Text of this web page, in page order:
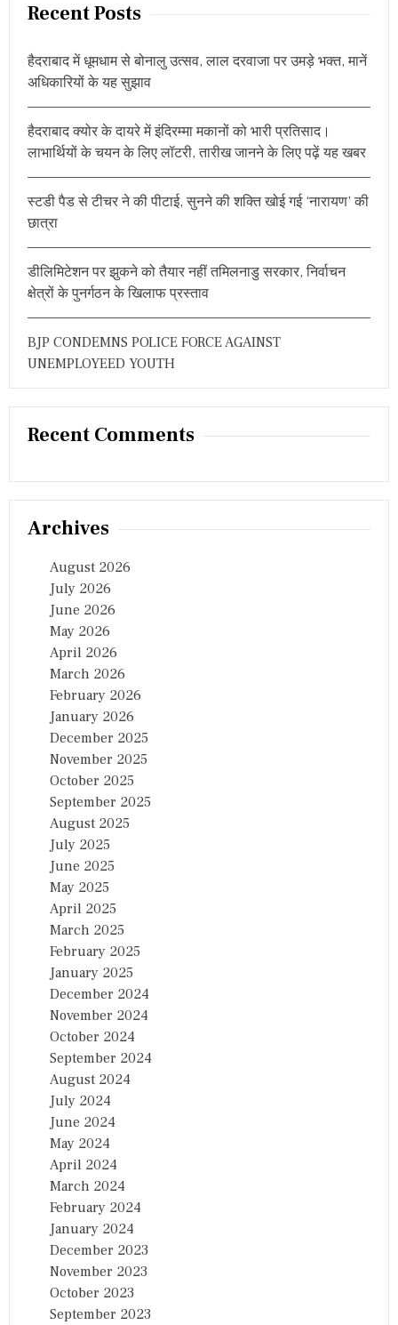
Recent Posts
हैदराबाद में धूमधाम से बोनालु उत्सव, लाल दरवाजा पर उमड़े भक्त, मानें
अधिकारियों के यह सुझाव
हैदराबाद क्योर के दायरे में इंदिरम्मा मकानों को भारी प्रतिसाद।
लाभार्थियों के चयन के लिए लॉटरी, तारीख जानने के लिए पढ़ें यह खबर
स्टडी पैड से टीचर ने की पीटाई, सुनने की शक्ति खोई गई ‘नारायण’ की
छात्रा
डीलिमिटेशन पर झुकने को तैयार नहीं तमिलनाडु सरकार, निर्वाचन
क्षेत्रों के पुनर्गठन के खिलाफ प्रस्ताव
BJP CONDEMNS POLICE FORCE AGAINST
UNEMPLOYEED YOUTH
Recent Comments
Archives
August 2026
July 2026
June 2026
May 2026
April 2026
March 2026
February 2026
January 2026
December 2025
November 2025
October 2025
September 2025
August 2025
July 2025
June 2025
May 2025
April 2025
March 2025
February 2025
January 2025
December 2024
November 2024
October 2024
September 2024
August 2024
July 2024
June 2024
May 2024
April 2024
March 2024
February 2024
January 2024
December 2023
November 2023
October 2023
September 2023